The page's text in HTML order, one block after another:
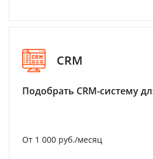
CRM
Подобрать CRM-систему
От 1 000 руб./месяц